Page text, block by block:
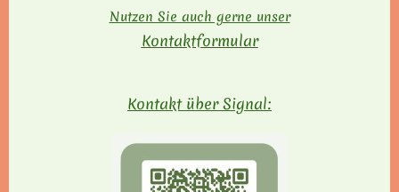
Nutzen Sie auch gerne unser
Kontaktformular
Kontakt über Signal: